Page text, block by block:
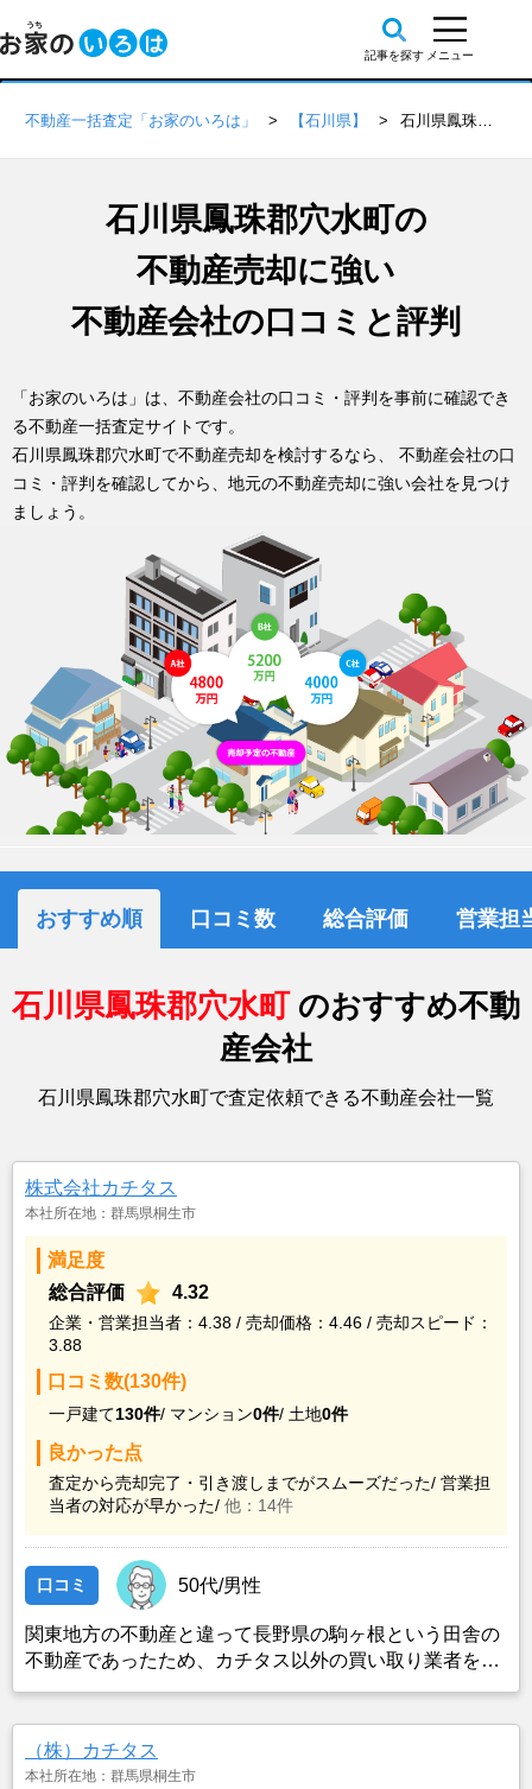
不動産一括査定「お家のいろは」 【石川県】 石川県鳳珠郡穴水町の不動産会社 口コミ・評判一覧
石川県鳳珠郡穴水町の
不動産売却に強い
不動産会社の口コミと評判
「お家のいろは」は、不動産会社の口コミ・評判を事前に確認でき
る不動産一括査定サイトです。
石川県鳳珠郡穴水町で不動産売却を検討するなら、 不動産会社の口
コミ・評判を確認してから、地元の不動産売却に強い会社を見つけ
ましょう。
おすすめ順 口コミ数 総合評価 営業担
石川県鳳珠郡穴水町 のおすすめ不動
産会社
石川県鳳珠郡穴水町で査定依頼できる不動産会社一覧
株式会社カチタス
本社所在地：群馬県桐生市
満足度
総合評価
4.32
企業・営業担当者：4.38 / 売却価格：4.46 / 売却スピード：
3.88
口コミ数(130件)
一戸建て130件/ マンション0件/ 土地0件
良かった点
査定から売却完了・引き渡しまでがスムーズだった/ 営業担
当者の対応が早かった/ 他：14件
口コミ 50代/男性
関東地方の不動産と違って長野県の駒ヶ根という田舎の
不動産であったため、カチタス以外の買い取り業者をみ
も空き家の状態で不動産を残しておけないと考えて売却
を決めた。
（株）カチタス
本社所在地：群馬県桐生市